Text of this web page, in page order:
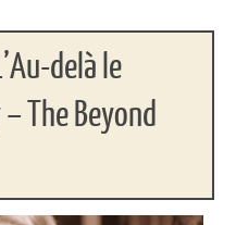
delà le
The Beyond